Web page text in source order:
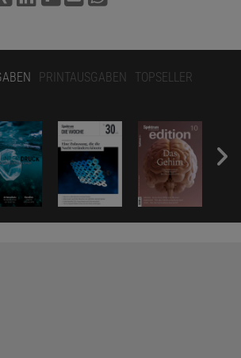
PRINTAUSGABEN TOPSELLER